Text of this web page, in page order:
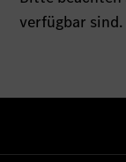
verfügbar sind.